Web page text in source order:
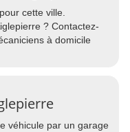
cette ville.
? Contactez-
à domicile
véhicule par un garage